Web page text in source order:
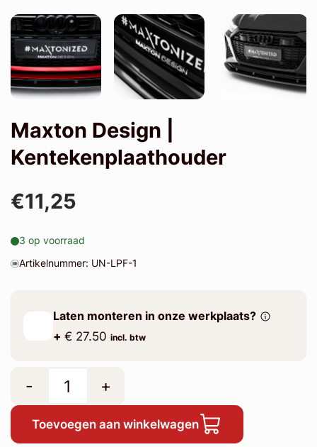
Maxton Design |
Kentekenplaathouder
€11,25
3 op voorraad
Artikelnummer: UN-LPF-1
Laten monteren in onze werkplaats?
+ € 27.50 incl. btw
- +
Toevoegen aan winkelwagen